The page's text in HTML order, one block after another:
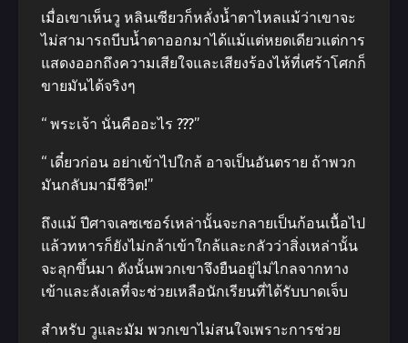
เมื่อเขาเห็นวู หลินเซียวก็หลั่งน้ำตาไหลแม้ว่าเขาจะ
ไม่สามารถบีบน้ำตาออกมาได้แม้แต่หยดเดียวแต่การ
แสดงออกถึงความเสียใจและเสียงร้องไห้ที่เศร้าโศกก็
ขายมันได้จริงๆ
“ พระเจ้า นั่นคืออะไร ???”
“ เดี๋ยวก่อน อย่าเข้าไปใกล้ อาจเป็นอันตราย ถ้าพวก
มันกลับมามีชีวิต!”
ถึงแม้ ปีศาจเลซเซอร์เหล่านั้นจะกลายเป็นก้อนเนื้อไป
แล้วทหารก็ยังไม่กล้าเข้าใกล้และกลัวว่าสิ่งเหล่านั้น
จะลุกขึ้นมา ดังนั้นพวกเขาจึงยืนอยู่ไม่ไกลจากทาง
เข้าและลังเลที่จะช่วยเหลือนักเรียนที่ได้รับบาดเจ็บ
สำหรับ วูและมัม พวกเขาไม่สนใจเพราะการช่วย